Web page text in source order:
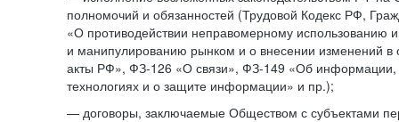
полномочий и обязанностей (Трудовой Кодекс РФ,
«О противодействии неправомерному использованию
и манипулированию рынком и о внесении изменений в
акты РФ», ФЗ-126 «О связи», ФЗ-149 «Об
технологиях и о защите информации» и пр.);
— договоры, заключаемые Обществом с субъектами